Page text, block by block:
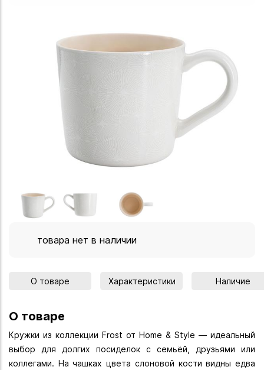
товара нет в наличии
О товаре Характеристики Наличие
О товаре
Кружки из коллекции Frost от Home & Style — идеальный
выбор для долгих посиделок с семьёй, друзьями или
коллегами. На чашках цвета слоновой кости видны едва